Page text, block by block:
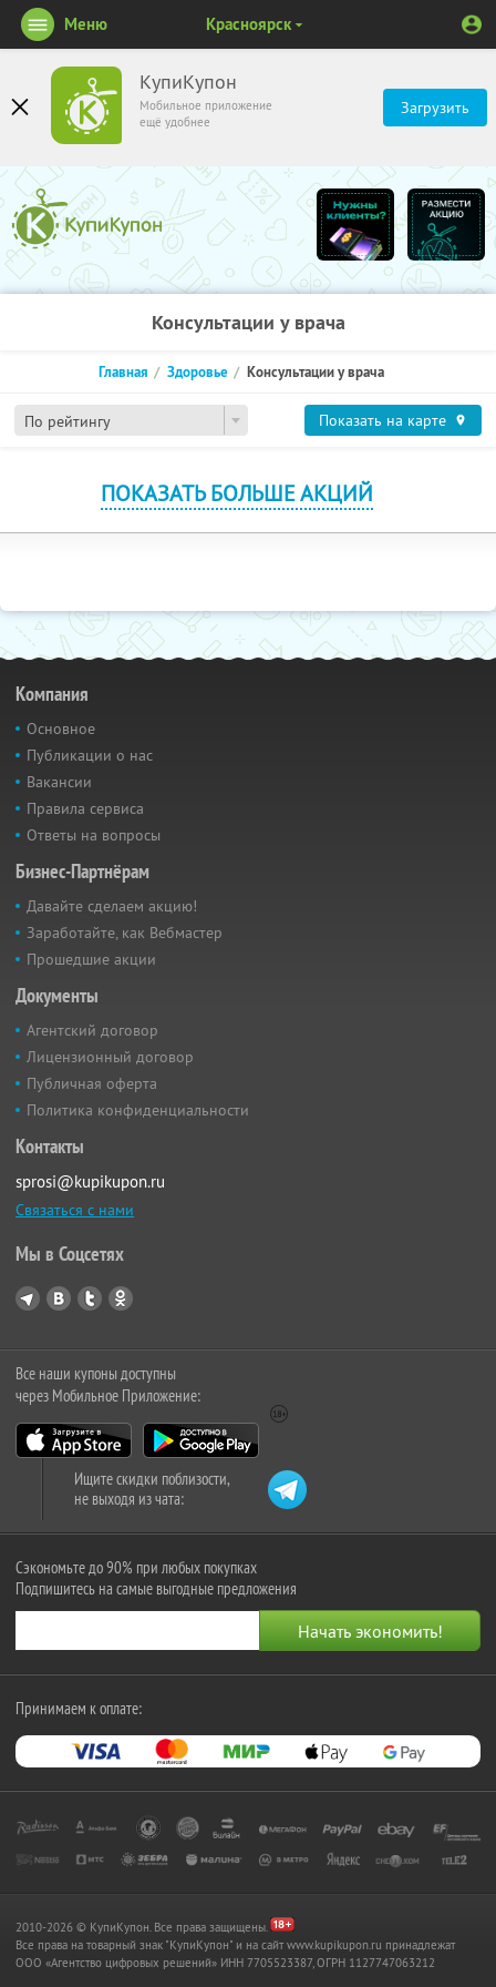
КупиКупон
Мобильное приложение
ещё удобнее
Загрузить
Меню Красноярск
Консультации у врача
По рейтингу
Главная Здоровье Консультации у врача
Показать на карте
ПОКАЗАТЬ БОЛЬШЕ АКЦИЙ
Компания
Основное
Публикации о нас
Вакансии
Правила сервиса
Ответы на вопросы
Бизнес-Партнёрам
Давайте сделаем акцию!
Заработайте, как Вебмастер
Прошедшие акции
Документы
Агентский договор
Лицензионный договор
Публичная оферта
Политика конфиденциальности
Контакты
sprosi@kupikupon.ru
Связаться с нами
Мы в Соцсетях
Все наши купоны доступны
через Мобильное Приложение:
Ищите скидки поблизости,
не выходя из чата:
Сэкономьте до 90% при любых покупках
Подпишитесь на самые выгодные предложения
Принимаем к оплате:
2010-2026 © КупиКупон. Все права защищены.
Все права на товарный знак "КупиКупон" и на сайт www.kupikupon.ru принадлежат
OOO «Агентство цифровых решений» ИНН 7705523387, ОГРН 1127747063212